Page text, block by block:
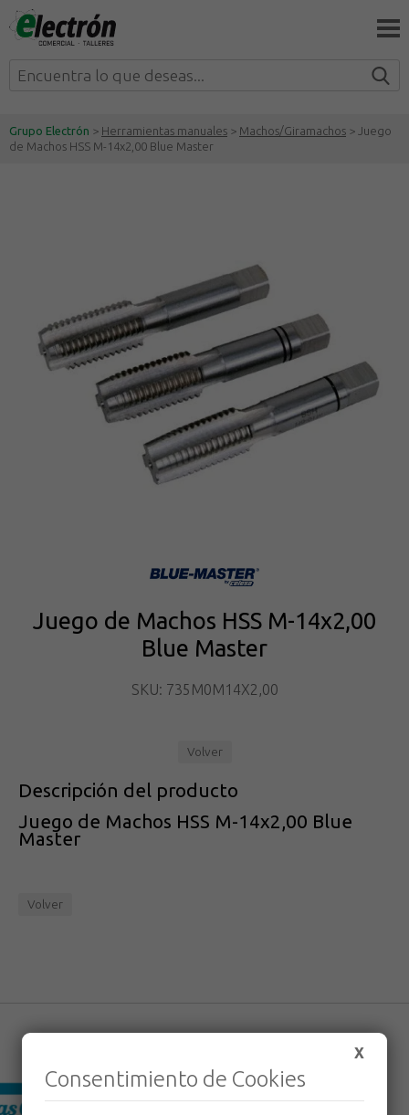
Grupo Electrón > Herramientas manuales > Machos/Giramachos > Juego
de Machos HSS M-14x2,00 Blue Master
Juego de Machos HSS M-14x2,00
Blue Master
SKU: 735M0M14X2,00
Volver
Descripción del producto
Juego de Machos HSS M-14x2,00 Blue
Master
Volver
X
Consentimiento de Cookies